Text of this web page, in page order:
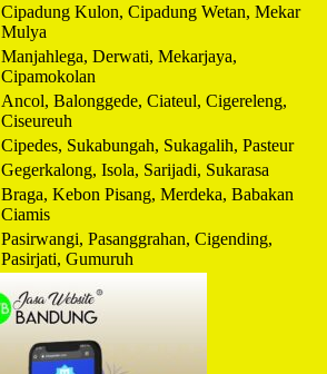
Cipadung Kulon, Cipadung Wetan, Mekar
Mulya
Manjahlega, Derwati, Mekarjaya,
Cipamokolan
Ancol, Balonggede, Ciateul, Cigereleng,
Ciseureuh
Cipedes, Sukabungah, Sukagalih, Pasteur
Gegerkalong, Isola, Sarijadi, Sukarasa
Braga, Kebon Pisang, Merdeka, Babakan
Ciamis
Pasirwangi, Pasanggrahan, Cigending,
Pasirjati, Gumuruh